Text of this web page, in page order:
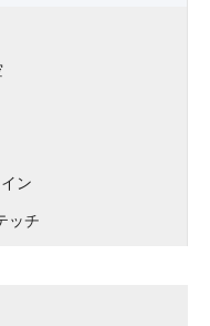
ン
ッチ